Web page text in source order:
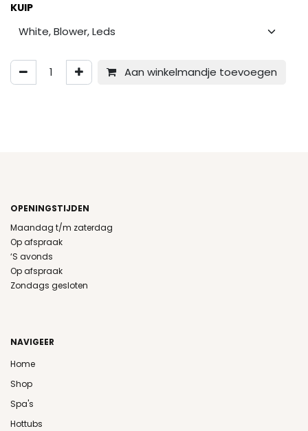
KUIP
Aan winkelmandje toevoegen
OPENINGSTIJDEN
Maandag t/m zaterdag
Op afspraak
‘S avonds
Op afspraak
Zondags gesloten
NAVIGEER
Home
Shop
Spa's
Hottubs